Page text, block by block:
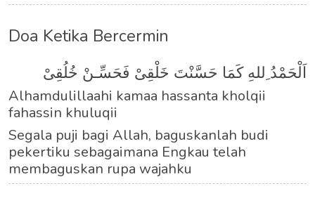
Doa Ketika Bercermin
اَلْحَمْدُ ِللهِ كَمَا حَسَّنْتَ خَلْقِىْ فَحَسِّـنْ خُلُقِىْ
Alhamdulillaahi kamaa hassanta kholqii
fahassin khuluqii
Segala puji bagi Allah, baguskanlah budi
pekertiku sebagaimana Engkau telah
membaguskan rupa wajahku